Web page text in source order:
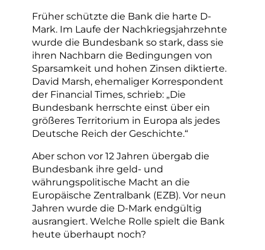
Früher schützte die Bank die harte D-
Mark. Im Laufe der Nachkriegsjahrzehnte
wurde die Bundesbank so stark, dass sie
ihren Nachbarn die Bedingungen von
Sparsamkeit und hohen Zinsen diktierte.
David Marsh, ehemaliger Korrespondent
der Financial Times, schrieb: „Die
Bundesbank herrschte einst über ein
größeres Territorium in Europa als jedes
Deutsche Reich der Geschichte.“
Aber schon vor 12 Jahren übergab die
Bundesbank ihre geld- und
währungspolitische Macht an die
Europäische Zentralbank (EZB). Vor neun
Jahren wurde die D-Mark endgültig
ausrangiert. Welche Rolle spielt die Bank
heute überhaupt noch?